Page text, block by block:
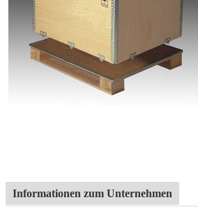
Informationen zum Unternehmen